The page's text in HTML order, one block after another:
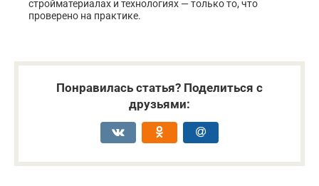
стройматериалах и технологиях — только то, что
проверено на практике.
Понравилась статья? Поделиться с
друзьями: